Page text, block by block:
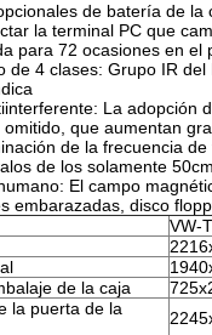
de batería de la
la terminal PC que
para 72 ocasiones en
de 4 clases: Grupo IR
La adopción
que aumentan
de la frecuencia
de los solamente
El campo
embarazadas, disco
VW-
de la caja
la puerta de la